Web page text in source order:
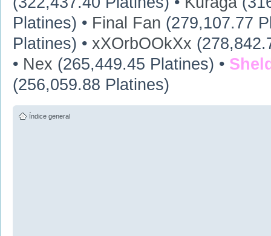
Platines) • Final Fan (279,107.77
Platines) • xXOrbOOkXx
• Nex (265,449.45 Platines) •
(256,059.88 Platines)
Índice general